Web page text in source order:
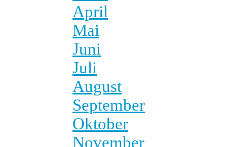
April
Mai
Juni
Juli
August
September
Oktober
November